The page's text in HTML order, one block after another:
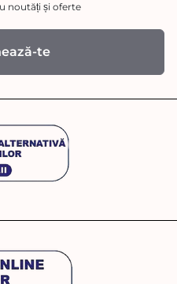
noutăți și oferte
te